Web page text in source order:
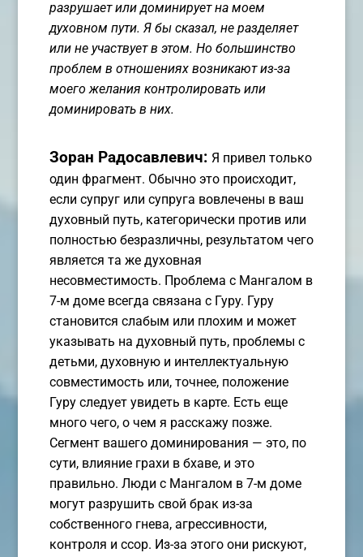
разрушает или доминирует на моем
духовном пути. Я бы сказал, не разделяет
или не участвует в этом. Но большинство
проблем в отношениях возникают из-за
моего желания контролировать или
доминировать в них.
Зоран Радосавлевич: Я привел только
один фрагмент. Обычно это происходит,
если супруг или супруга вовлечены в ваш
духовный путь, категорически против или
полностью безразличны, результатом чего
является та же духовная
несовместимость. Проблема с Мангалом в
7-м доме всегда связана с Гуру. Гуру
становится слабым или плохим и может
указывать на духовный путь, проблемы с
детьми, духовную и интеллектуальную
совместимость или, точнее, положение
Гуру следует увидеть в карте. Есть еще
много чего, о чем я расскажу позже.
Сегмент вашего доминирования — это, по
сути, влияние грахи в бхаве, и это
правильно. Люди с Мангалом в 7-м доме
могут разрушить свой брак из-за
собственного гнева, агрессивности,
контроля и ссор. Из-за этого они рискуют,